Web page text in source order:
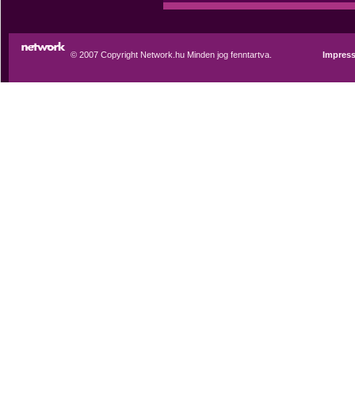
© 2007 Copyright Network.hu Minden jog fenntartva.